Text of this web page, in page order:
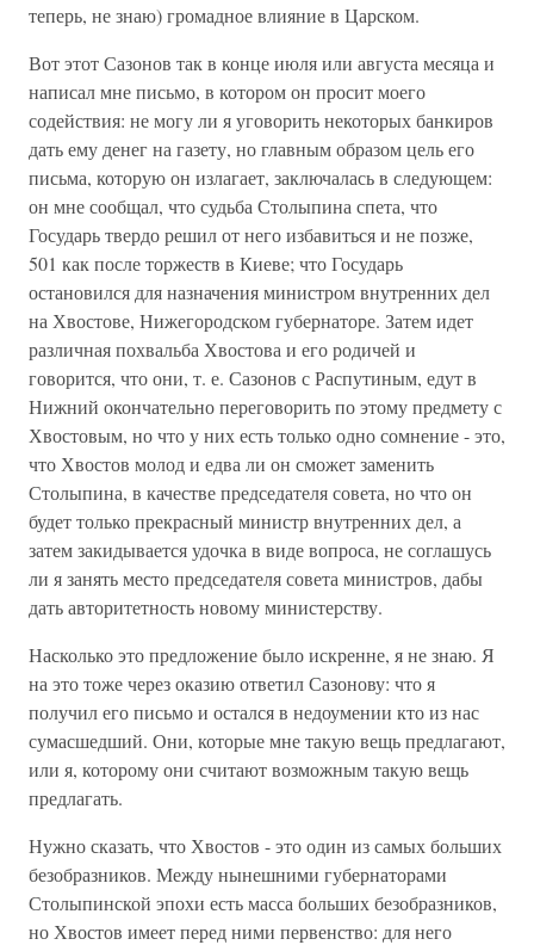
теперь, не знаю) громадное влияние в Царском.
Вот этот Сазонов так в конце июля или августа месяца и
написал мне письмо, в котором он просит моего
содействия: не могу ли я уговорить некоторых банкиров
дать ему денег на газету, но главным образом цель его
письма, которую он излагает, заключалась в следующем:
он мне сообщал, что судьба Столыпина спета, что
Государь твердо решил от него избавиться и не позже,
501 как после торжеств в Киеве; что Государь
остановился для назначения министром внутренних дел
на Хвостове, Нижегородском губернаторе. Затем идет
различная похвальба Хвостова и его родичей и
говорится, что они, т. е. Сазонов с Распутиным, едут в
Нижний окончательно переговорить по этому предмету с
Хвостовым, но что у них есть только одно сомнение - это,
что Хвостов молод и едва ли он сможет заменить
Столыпина, в качестве председателя совета, но что он
будет только прекрасный министр внутренних дел, а
затем закидывается удочка в виде вопроса, не соглашусь
ли я занять место председателя совета министров, дабы
дать авторитетность новому министерству.
Насколько это предложение было искренне, я не знаю. Я
на это тоже через оказию ответил Сазонову: что я
получил его письмо и остался в недоумении кто из нас
сумасшедший. Они, которые мне такую вещь предлагают,
или я, которому они считают возможным такую вещь
предлагать.
Нужно сказать, что Хвостов - это один из самых больших
безобразников. Между нынешними губернаторами
Столыпинской эпохи есть масса больших безобразников,
но Хвостов имеет перед ними первенство: для него